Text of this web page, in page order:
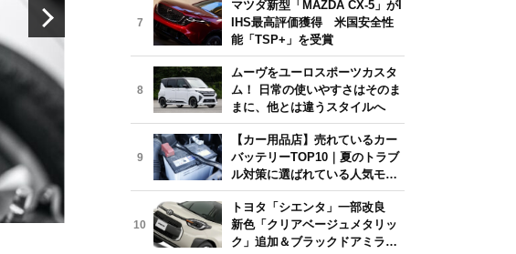
＠Svitlana/stock.adobe.com
7
マツダ新型「MAZDA CX-5」がI
IHS最高評価獲得 米国安全性
能「TSP+」を受賞
8
ムーヴをユーロスポーツカスタ
ム！ 日常の使いやすさはそのま
まに、他とは違うスタイルへ
9
【カー用品店】売れているカー
バッテリーTOP10｜夏のトラブ
ル対策に選ばれている人気モデ
ルは？【2026年6月版】
10
トヨタ「シエンタ」一部改良
新色「クリアベージュメタリッ
ク」追加＆ブラックドアミラー